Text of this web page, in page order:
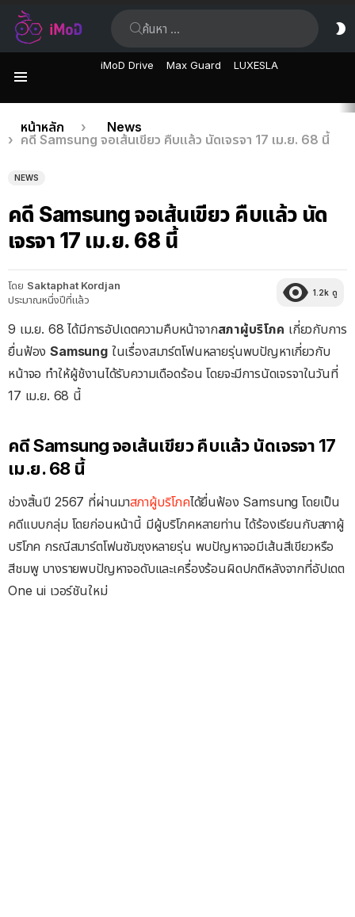
iMoD Drive Max Guard LUXESLA
เรื่อง
ล่าสุด
คุณอยู่ที่นี่:
หน้าหลัก
News
คดี Samsung จอเส้นเขียว คืบแล้ว นัดเจรจา 17 เม.ย. 68 นี้
NEWS
คดี Samsung จอเส้นเขียว คืบแล้ว นัด
เจรจา 17 เม.ย. 68 นี้
โดย Saktaphat Kordjan
ประมาณหนึ่งปีที่แล้ว
1.2k ดู
9 เม.ย. 68 ได้มีการอัปเดตความคืบหน้าจากสภาผู้บริโภค เกี่ยวกับการ
ยื่นฟ้องSamsungในเรื่องสมาร์ตโฟนหลายรุ่นพบปัญหาเกี่ยวกับ
หน้าจอ ทำให้ผู้ช้งานได้รับความเดือดร้อน โดยจะมีการนัดเจรจาในวันที่
17 เม.ย. 68 นี้
คดี Samsung จอเส้นเขียว คืบแล้ว นัดเจรจา 17
เม.ย. 68 นี้
ช่วงสิ้นปี 2567 ที่ผ่านมาสภาผู้บริโภคได้ยื่นฟ้อง Samsung โดยเป็น
คดีแบบกลุ่ม โดยก่อนหน้านี้ มีผู้บริโภคหลายท่าน ได้ร้องเรียนกับสภาผู้
บริโภค กรณีสมาร์ตโฟนซัมซุงหลายรุ่น พบปัญหาจอมีเส้นสีเขียวหรือ
สีชมพู บางรายพบปัญหาจอดับและเครื่องร้อนผิดปกติหลังจากที่อัปเดต
One ui เวอร์ชันใหม่